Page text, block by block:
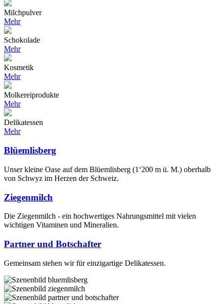
Milchpulver
Mehr
Schokolade
Mehr
Kosmetik
Mehr
Molkereiprodukte
Mehr
Delikatessen
Mehr
Blüemlisberg
Unser kleine Oase auf dem Blüemlisberg (1‘200 m ü. M.) oberhalb
von Schwyz im Herzen der Schweiz.
Ziegenmilch
Die Ziegenmilch - ein hochwertiges Nahrungsmittel mit vielen
wichtigen Vitaminen und Mineralien.
Partner und Botschafter
Gemeinsam stehen wir für einzigartige Delikatessen.